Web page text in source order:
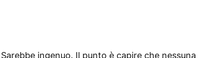
ingenuo. Il punto è capire che nessuna